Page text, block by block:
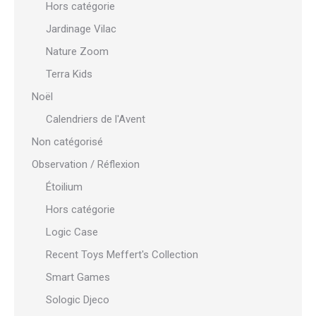
Hors catégorie
Jardinage Vilac
Nature Zoom
Terra Kids
Noël
Calendriers de l'Avent
Non catégorisé
Observation / Réflexion
Étoilium
Hors catégorie
Logic Case
Recent Toys Meffert's Collection
Smart Games
Sologic Djeco